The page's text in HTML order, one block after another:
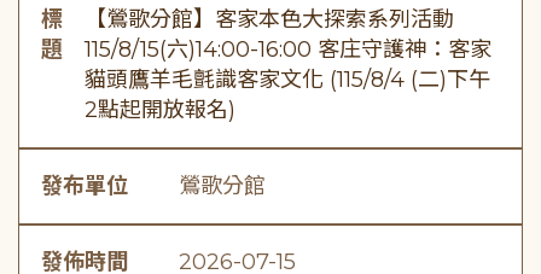
標
題
【鶯歌分館】客家本色大探索系列活動
115/8/15(六)14:00-16:00 客庄守護神：客家
貓頭鷹羊毛氈識客家文化 (115/8/4 (二)下午
2點起開放報名)
發布單位 鶯歌分館
發佈時間 2026-07-15